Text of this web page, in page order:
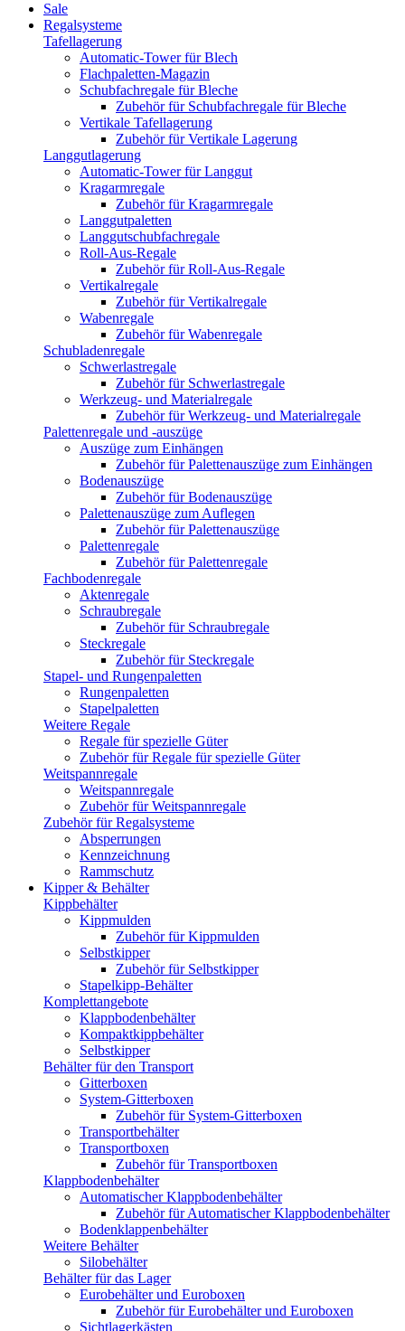
Sale
Regalsysteme
Tafellagerung
Automatic-Tower für Blech
Flachpaletten-Magazin
Schubfachregale für Bleche
Zubehör für Schubfachregale für Bleche
Vertikale Tafellagerung
Zubehör für Vertikale Lagerung
Langgutlagerung
Automatic-Tower für Langgut
Kragarmregale
Zubehör für Kragarmregale
Langgutpaletten
Langgutschubfachregale
Roll-Aus-Regale
Zubehör für Roll-Aus-Regale
Vertikalregale
Zubehör für Vertikalregale
Wabenregale
Zubehör für Wabenregale
Schubladenregale
Schwerlastregale
Zubehör für Schwerlastregale
Werkzeug- und Materialregale
Zubehör für Werkzeug- und Materialregale
Palettenregale und -auszüge
Auszüge zum Einhängen
Zubehör für Palettenauszüge zum Einhängen
Bodenauszüge
Zubehör für Bodenauszüge
Palettenauszüge zum Auflegen
Zubehör für Palettenauszüge
Palettenregale
Zubehör für Palettenregale
Fachbodenregale
Aktenregale
Schraubregale
Zubehör für Schraubregale
Steckregale
Zubehör für Steckregale
Stapel- und Rungenpaletten
Rungenpaletten
Stapelpaletten
Weitere Regale
Regale für spezielle Güter
Zubehör für Regale für spezielle Güter
Weitspannregale
Weitspannregale
Zubehör für Weitspannregale
Zubehör für Regalsysteme
Absperrungen
Kennzeichnung
Rammschutz
Kipper & Behälter
Kippbehälter
Kippmulden
Zubehör für Kippmulden
Selbstkipper
Zubehör für Selbstkipper
Stapelkipp-Behälter
Komplettangebote
Klappbodenbehälter
Kompaktkippbehälter
Selbstkipper
Behälter für den Transport
Gitterboxen
System-Gitterboxen
Zubehör für System-Gitterboxen
Transportbehälter
Transportboxen
Zubehör für Transportboxen
Klappbodenbehälter
Automatischer Klappbodenbehälter
Zubehör für Automatischer Klappbodenbehälter
Bodenklappenbehälter
Weitere Behälter
Silobehälter
Behälter für das Lager
Eurobehälter und Euroboxen
Zubehör für Eurobehälter und Euroboxen
Sichtlagerkästen